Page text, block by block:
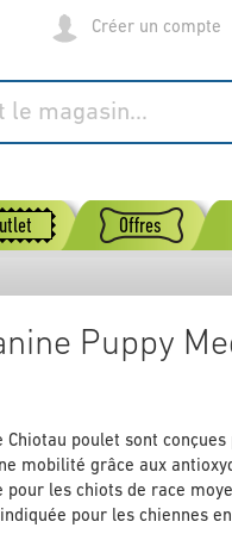
Créer un compte
Offres
Puppy
Chiotau poulet sont
mobilité grâce aux
les chiots de race
pour les chiennes